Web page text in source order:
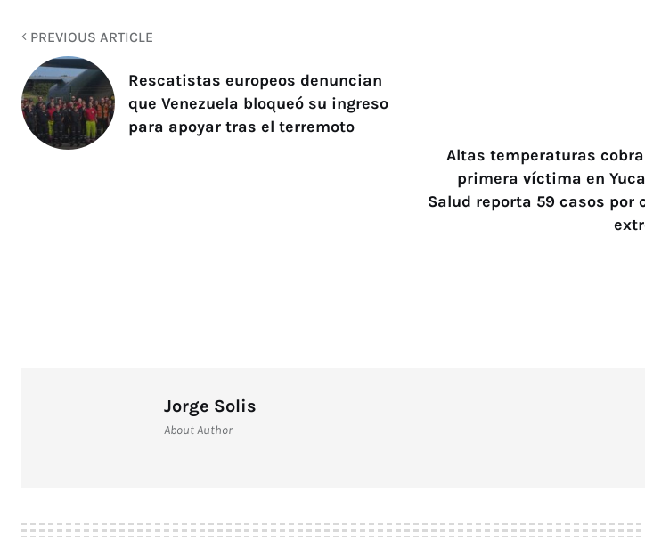
PREVIOUS ARTICLE
Rescatistas europeos denuncian
que Venezuela bloqueó su ingreso
para apoyar tras el terremoto
Altas temperaturas
primera víctima en
Salud reporta 59 casos por
Jorge Solis
About Author